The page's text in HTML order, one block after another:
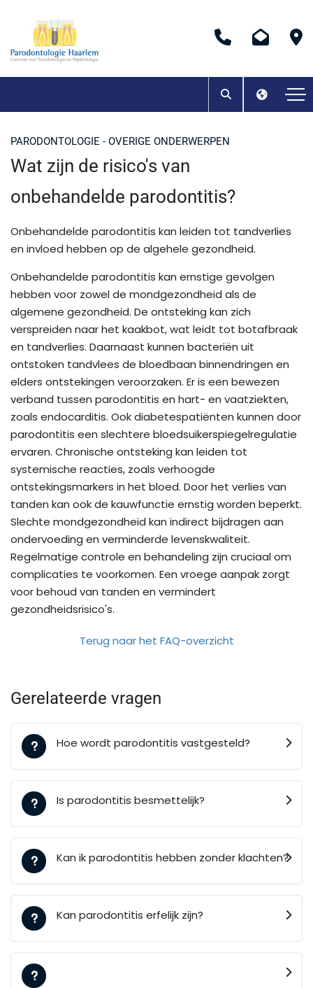
PARODONTOLOGIE - OVERIGE ONDERWERPEN
Wat zijn de risico's van
onbehandelde parodontitis?
Onbehandelde parodontitis kan leiden tot tandverlies
en invloed hebben op de algehele gezondheid.
Onbehandelde parodontitis kan ernstige gevolgen
hebben voor zowel de mondgezondheid als de
algemene gezondheid. De ontsteking kan zich
verspreiden naar het kaakbot, wat leidt tot botafbraak
en tandverlies. Daarnaast kunnen bacteriën uit
ontstoken tandvlees de bloedbaan binnendringen en
elders ontstekingen veroorzaken. Er is een bewezen
verband tussen parodontitis en hart- en vaatziekten,
zoals endocarditis. Ook diabetespatiënten kunnen door
parodontitis een slechtere bloedsuikerspiegelregulatie
ervaren. Chronische ontsteking kan leiden tot
systemische reacties, zoals verhoogde
ontstekingsmarkers in het bloed. Door het verlies van
tanden kan ook de kauwfunctie ernstig worden beperkt.
Slechte mondgezondheid kan indirect bijdragen aan
ondervoeding en verminderde levenskwaliteit.
Regelmatige controle en behandeling zijn cruciaal om
complicaties te voorkomen. Een vroege aanpak zorgt
voor behoud van tanden en vermindert
gezondheidsrisico's.
Terug naar het FAQ-overzicht
Gerelateerde vragen
Hoe wordt parodontitis vastgesteld?
Is parodontitis besmettelijk?
Kan ik parodontitis hebben zonder klachten?
Kan parodontitis erfelijk zijn?